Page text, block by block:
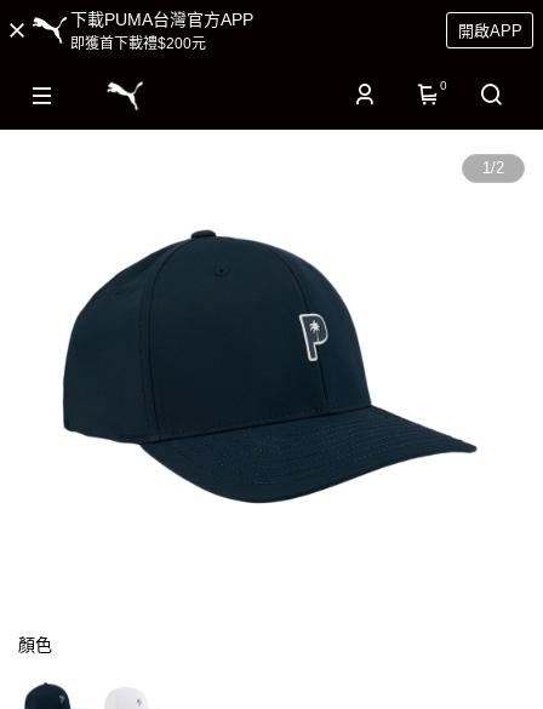
下載PUMA台灣官方APP
即獲首下載禮$200元
開啟APP
0
1/2
顏色